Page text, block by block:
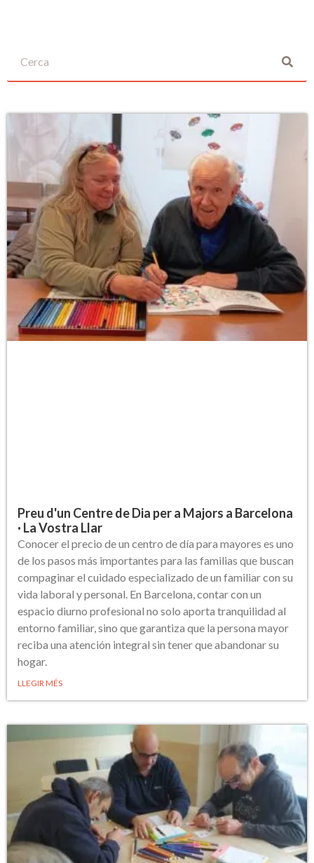
Preu d'un Centre de Dia per a Majors a Barcelona
· La Vostra Llar
Conocer el precio de un centro de día para mayores es uno
de los pasos más importantes para las familias que buscan
compaginar el cuidado especializado de un familiar con su
vida laboral y personal. En Barcelona, contar con un
espacio diurno profesional no solo aporta tranquilidad al
entorno familiar, sino que garantiza que la persona mayor
reciba una atención integral sin tener que abandonar su
hogar.
LLEGIR MÉS